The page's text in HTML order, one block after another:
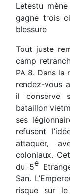
Letestu
gagne trois
blessure
Tout juste
camp
PA 8. Dans la
rendez-vous
il conserve
bataillon
ses
refusent
attaquer,
coloniaux.
du 5e
San.
risque sur